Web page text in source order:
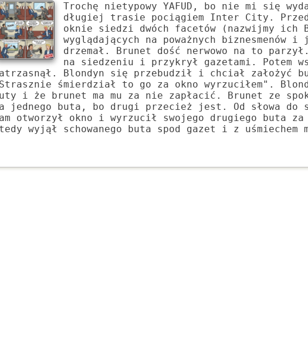
Trochę nietypowy YAFUD, bo nie mi się
długiej trasie pociągiem Inter City.
oknie siedzi dwóch facetów (nazwijmy ich
wyglądających na poważnych
drzemał. Brunet dość nerwowo na to
na siedzeniu i przykrył gazetami. Potem
Blondyn się przebudził i chciał założyć
śmierdział to go za okno wyrzuciłem".
i że brunet ma mu za nie zapłacić. Brunet ze
jednego buta, bo drugi przecież jest. Od słowa do
otworzył okno i wyrzucił swojego drugiego buta
wyjął schowanego buta spod gazet i z uśmiechem